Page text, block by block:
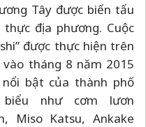
Tây được biến tấu
địa phương. Cuộc
được thực hiện trên
vào tháng 8 năm 2015
bật của thành phố
như cơm lươn
Miso Katsu, Ankake